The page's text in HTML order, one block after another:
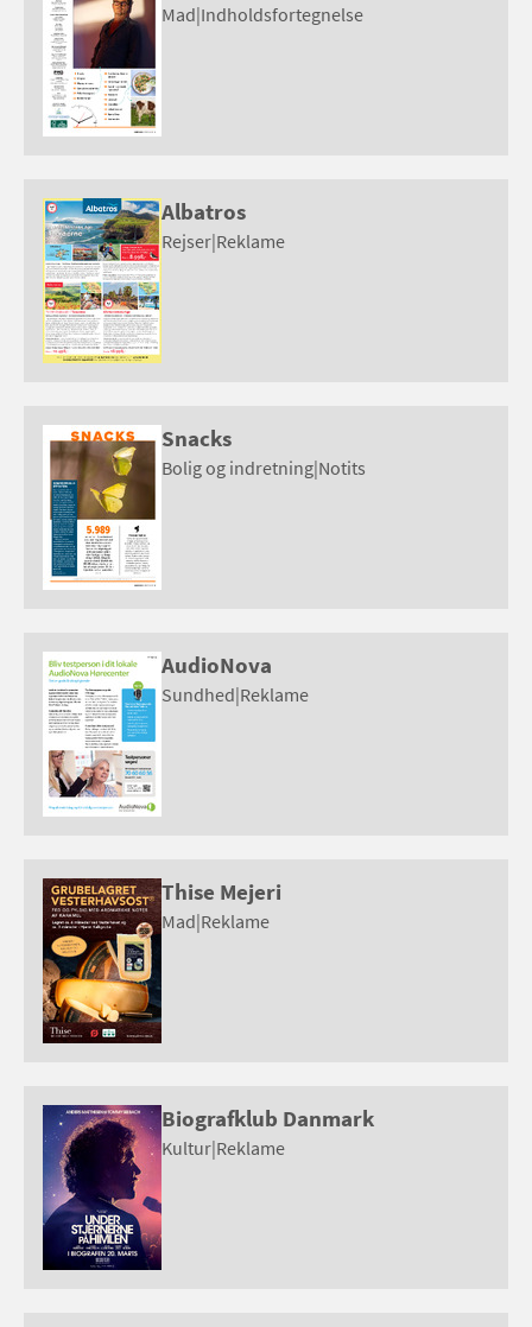
Mad|Indholdsfortegnelse
Albatros
Rejser|Reklame
Snacks
Bolig og indretning|Notits
AudioNova
Sundhed|Reklame
Thise Mejeri
Mad|Reklame
Biografklub Danmark
Kultur|Reklame